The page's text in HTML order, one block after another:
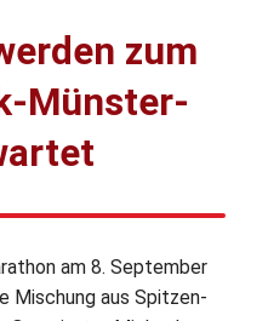
zum
Münster-
am 8. September
Mischung aus Spitzen-